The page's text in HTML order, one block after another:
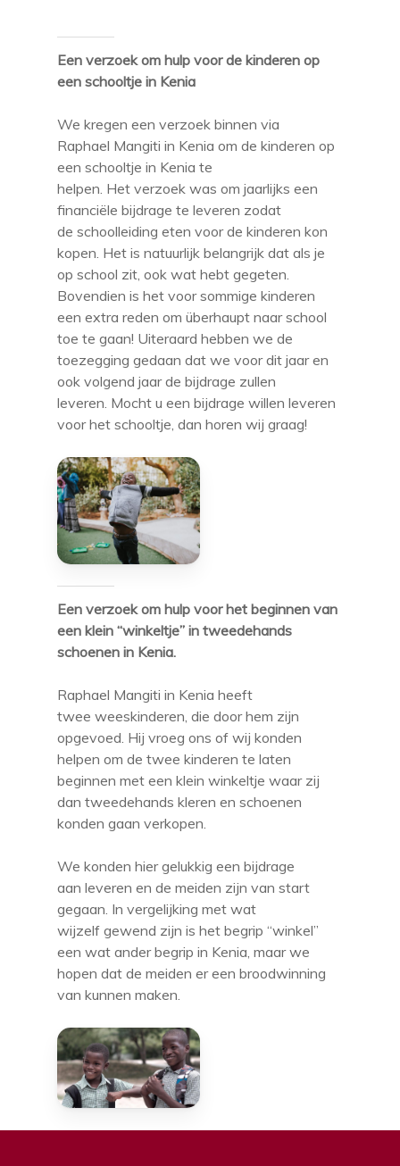
Een verzoek om hulp voor de kinderen op
een schooltje in Kenia
We kregen een verzoek binnen via
Raphael Mangiti in Kenia om de kinderen op
een schooltje in Kenia te
helpen. Het verzoek was om jaarlijks een
financiële bijdrage te leveren zodat
de schoolleiding eten voor de kinderen kon
kopen. Het is natuurlijk belangrijk dat als je
op school zit, ook wat hebt gegeten.
Bovendien is het voor sommige kinderen
een extra reden om überhaupt naar school
toe te gaan! Uiteraard hebben we de
toezegging gedaan dat we voor dit jaar en
ook volgend jaar de bijdrage zullen
leveren. Mocht u een bijdrage willen leveren
voor het schooltje, dan horen wij graag!
Een verzoek om hulp voor het beginnen van
een klein “winkeltje” in tweedehands
schoenen in Kenia.
Raphael Mangiti in Kenia heeft
twee weeskinderen, die door hem zijn
opgevoed. Hij vroeg ons of wij konden
helpen om de twee kinderen te laten
beginnen met een klein winkeltje waar zij
dan tweedehands kleren en schoenen
konden gaan verkopen.
We konden hier gelukkig een bijdrage
aan leveren en de meiden zijn van start
gegaan. In vergelijking met wat
wijzelf gewend zijn is het begrip “winkel”
een wat ander begrip in Kenia, maar we
hopen dat de meiden er een broodwinning
van kunnen maken.